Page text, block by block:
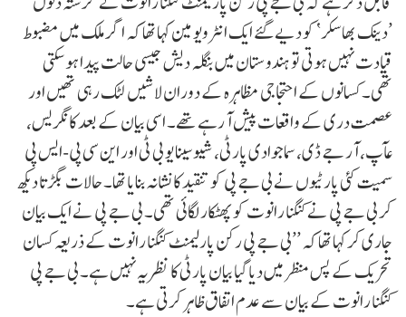
’دینک بھاسکر‘ کو دیے گئے ایک انٹرویو مین کہا تھا کہ اگر ملک میں مضبوط
قیادت نہیں ہوتی تو ہندوستان میں بنگلہ دیش جیسی حالت پیدا ہو سکتی
تھی۔ کسانوں کے احتجاجی مظاہرہ کے دوران لاشیں لٹک رہی تھیں اور
عصمت دری کے واقعات پیش آ رہے تھے۔ اسی بیان کے بعد کانگریس،
عآپ، آر جے ڈی، سماجوادی پارٹی، شیوسینا یو بی ٹی اور این سی پی-ایس پی
سمیت کئی پارٹیوں نے بی جے پی کو تنقید کا نشانہ بنایا تھا۔ حالات بگڑتا دیکھ
کر بی جے پی نے کنگنا رانوت کو پھٹکار لگائی تھی۔ بی جے پی نے ایک بیان
جاری کر کہا تھا کہ ’’بی جے پی رکن پارلیمنٹ کنگنا رانوت کے ذریعہ کسان
تحریک کے پس منظر میں دیا گیا بیان پارٹی کا نظریہ نہیں ہے۔ بی جے پی
کنگنا رانوت کے بیان سے عدم اتفاق ظاہر کرتی ہے۔